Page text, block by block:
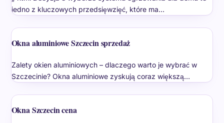
jedno z kluczowych przedsięwzięć, które ma…
Okna aluminiowe Szczecin sprzedaż
Zalety okien aluminiowych – dlaczego warto je wybrać w
Szczecinie? Okna aluminiowe zyskują coraz większą…
Okna Szczecin cena